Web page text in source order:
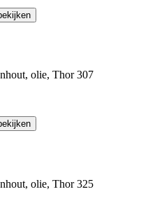
olie, Thor 307
olie, Thor 325